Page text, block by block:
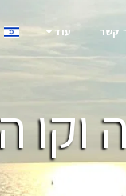
קשר עוד
וקו